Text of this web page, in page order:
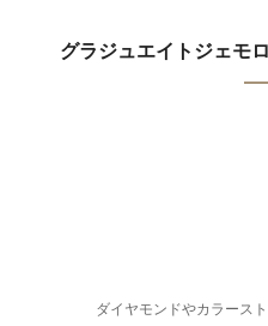
グラジュエイトジェモ
ダイヤモンドやカラース